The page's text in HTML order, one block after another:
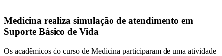
Medicina realiza simulação de atendimento em
Suporte Básico de Vida
Os acadêmicos do curso de Medicina participaram de uma atividade